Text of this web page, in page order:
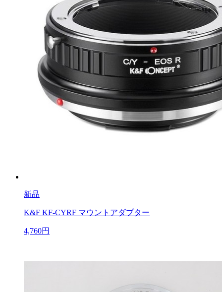
新品
K&F KF-CYRF マウントアダプター
4,760円